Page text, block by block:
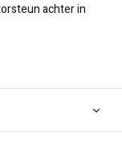
achter in